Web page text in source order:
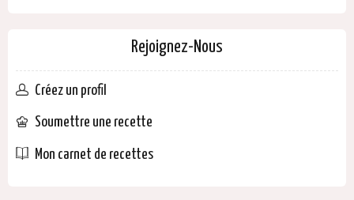
Rejoignez-Nous
Créez un profil
Soumettre une recette
Mon carnet de recettes